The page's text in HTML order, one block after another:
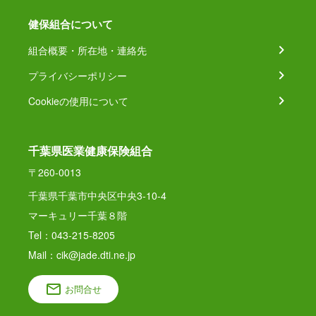
健保組合について
組合概要・所在地・連絡先
プライバシーポリシー
Cookieの使用について
千葉県医業健康保険組合
〒260-0013
千葉県千葉市中央区中央3-10-4
マーキュリー千葉８階
Tel：043-215-8205
Mail：cik@jade.dti.ne.jp
お問合せ